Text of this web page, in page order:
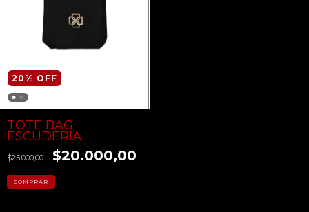
20 % OFF
TOTE BAG
ESCUDERIA
$25.000,00 $20.000,00